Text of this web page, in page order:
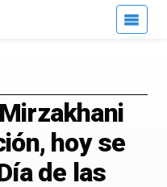
hoy se
de las